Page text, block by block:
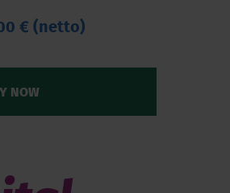
€ (netto)
NOW